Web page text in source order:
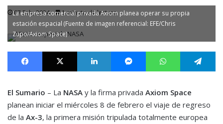
07 Feb, 2024 1 minuto de lectura
La empresa comercial privada Axiom planea operar su propia
estación espacial (Fuente de imagen referencial: EFE/Chris
Zupo/Axiom Space)
Facebook X LinkedIn MessengerWhatsApp
El Sumario – La NASA y la firma privada Axiom Space
planean iniciar el miércoles 8 de febrero el viaje de regreso
de la Ax-3, la primera misión tripulada totalmente europea